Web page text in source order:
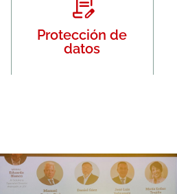
Protección de
datos